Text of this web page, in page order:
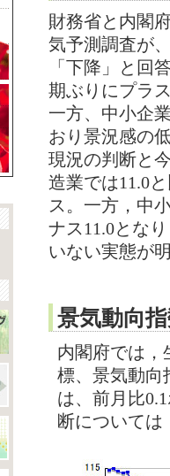
財務省と内閣
気予測調査が
「下降」と回
期ぶりにプラ
一方、中小企
おり景況感の
現況の判断と
造業では11.0
ス。一方，中
ナス11.0とな
いない実態が
景気動向
内閣府では，
標、景気動向
は、前月比
断については